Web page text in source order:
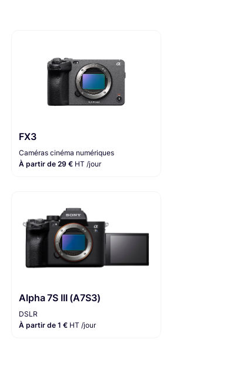
FX3
Caméras cinéma numériques
À partir de 29 € HT /jour
Alpha 7S III (A7S3)
DSLR
À partir de 1 € HT /jour